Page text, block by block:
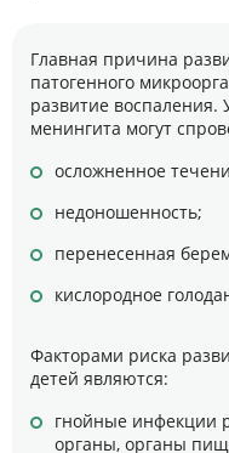
Главная причина
патогенного
развитие воспаления.
менингита могут
осложненное
недоношенность;
перенесенная
кислородное
Факторами риска
детей являются:
гнойные инфекции
органы, органы